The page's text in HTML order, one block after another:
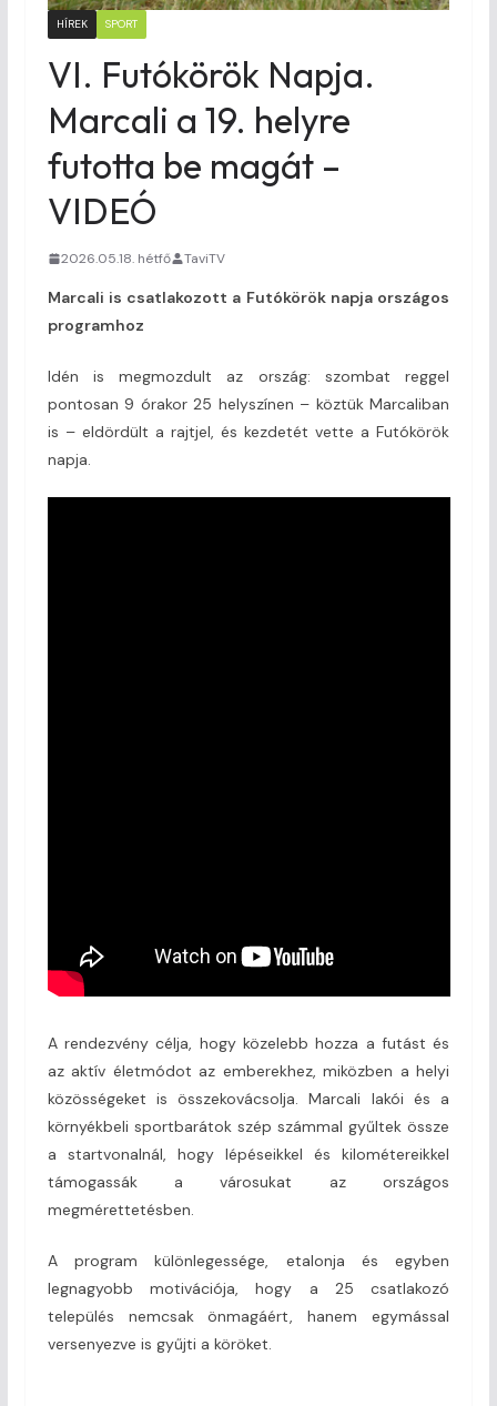
HÍREK SPORT
VI. Futókörök Napja.
Marcali a 19. helyre
futotta be magát –
VIDEÓ
2026.05.18. hétfő TaviTV
Marcali is csatlakozott a Futókörök napja országos
programhoz
Idén is megmozdult az ország: szombat reggel
pontosan 9 órakor 25 helyszínen – köztük Marcaliban
is – eldördült a rajtjel, és kezdetét vette a Futókörök
napja.
A rendezvény célja, hogy közelebb hozza a futást és
az aktív életmódot az emberekhez, miközben a helyi
közösségeket is összekovácsolja. Marcali lakói és a
környékbeli sportbarátok szép számmal gyűltek össze
a startvonalnál, hogy lépéseikkel és kilométereikkel
támogassák a városukat az országos
megmérettetésben.
A program különlegessége, etalonja és egyben
legnagyobb motivációja, hogy a 25 csatlakozó
település nemcsak önmagáért, hanem egymással
versenyezve is gyűjti a köröket.